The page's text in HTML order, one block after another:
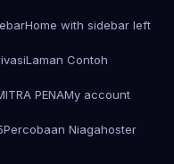
Home with sidebar left
Laman Contoh
PENAMy account
Percobaan Niagahoster